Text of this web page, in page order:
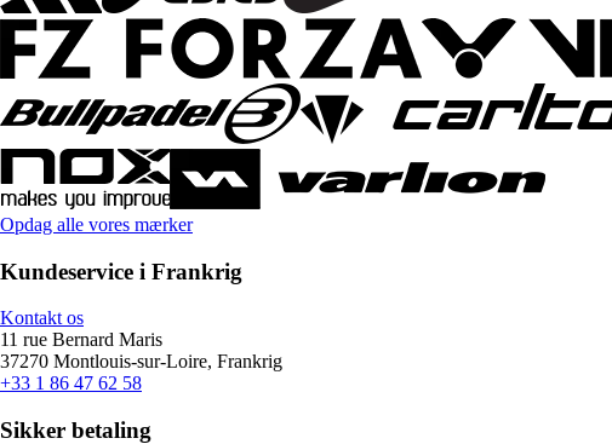
Opdag alle vores mærker
Kundeservice i Frankrig
Kontakt os
11 rue Bernard Maris
37270 Montlouis-sur-Loire, Frankrig
+33 1 86 47 62 58
Sikker betaling